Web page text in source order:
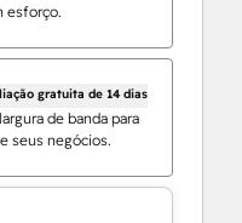
esforço.
gratuita de 14 dias
de banda para
seus negócios.